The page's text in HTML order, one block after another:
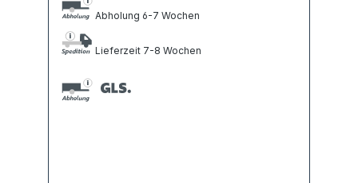
Abholung 6-7 Wochen
Lieferzeit 7-8 Wochen